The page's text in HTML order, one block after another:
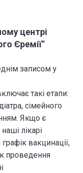
центрі
Єремії"
записом у
такі етапи:
сімейного
Якщо є
лікарі
вакцинації,
проведення